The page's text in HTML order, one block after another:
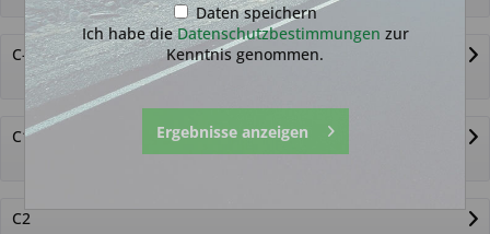
C-Elysee
C1
C2
Daten speichern
Ich habe dieDatenschutzbestimmungen zur
Kenntnis genommen.
Ergebnisse anzeigen